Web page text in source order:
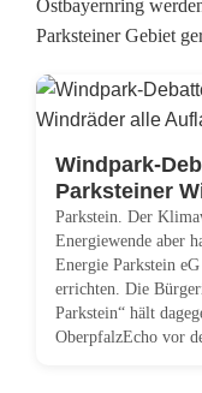
Ostbayernring
Parksteiner Gebiet
Windpark-
Parksteiner
Parkstein. Der
Energiewende aber
Energie Parkstein
errichten. Die
Parkstein“ hält
OberpfalzEcho vor